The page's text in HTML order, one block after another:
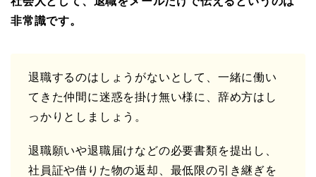
非常識です。
退職するのはしょうがないとして、一緒に働い
てきた仲間に迷惑を掛け無い様に、辞め方はし
っかりとしましょう。
退職願いや退職届けなどの必要書類を提出し、
社員証や借りた物の返却、最低限の引き継ぎを